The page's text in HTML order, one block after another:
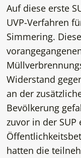
Auf diese erste
UVP-Verfahren
Simmering.
Widerstand
an der
Bevölkerung
zuvor in der
hatten die